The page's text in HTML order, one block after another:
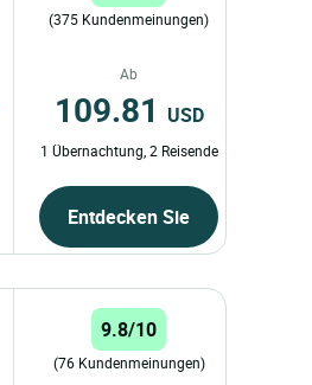
(375 Kundenmeinungen)
Ab
109.81 USD
1 Übernachtung, 2 Reisende
Entdecken Sie
9.8/10
(76 Kundenmeinungen)